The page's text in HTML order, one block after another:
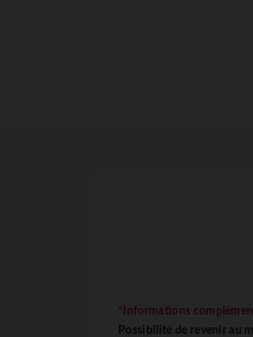
*Informations
Possibilité de revenir au